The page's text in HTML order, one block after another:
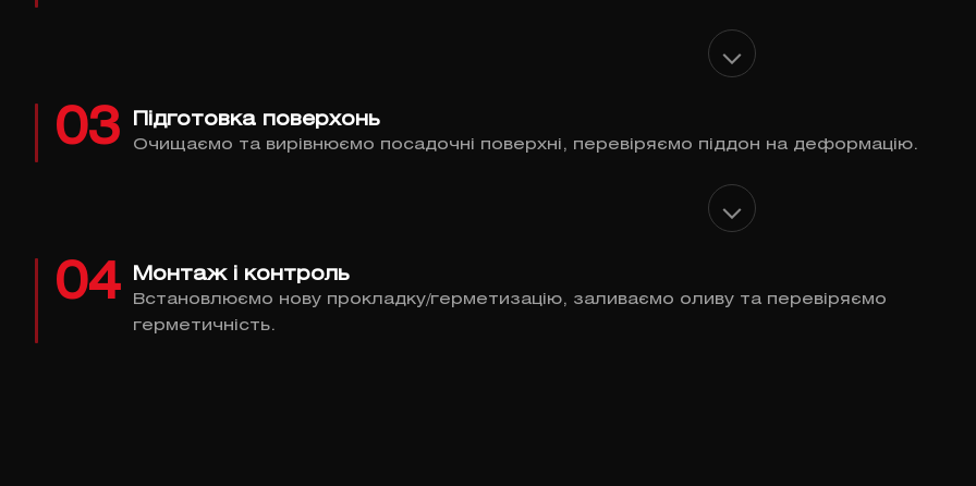
03 Підготовка поверхонь
Очищаємо та вирівнюємо посадочні поверхні, перевіряємо піддон на деформацію.
04 Монтаж і контроль
Встановлюємо нову прокладку/герметизацію, заливаємо оливу та перевіряємо
герметичність.